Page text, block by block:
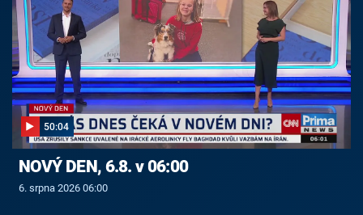
50:04
NOVÝ DEN, 6.8. v 06:00
6. srpna 2026 06:00